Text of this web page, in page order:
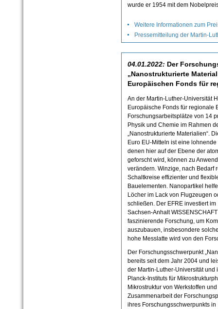
wurde er 1954 mit dem
Weitere Informationen zum
Pressemitteilung der Martin-
04.01.2022: Der
„Nanostrukturierte
Europäischen Fonds für
An der Martin-Luther-Universität
Europäische Fonds für regionale
Forschungsarbeitsplätze von 14
Physik und Chemie im Rahmen
„Nanostrukturierte Materialien“.
Euro EU-Mitteln ist eine
denen hier auf der Ebene der
geforscht wird, können zu
verändern. Winzige, nach Bedarf
Schaltkreise effizienter und
Bauelementen. Nanopartikel
Löcher im Lack von Flugzeugen
schließen. Der EFRE investiert
Sachsen-Anhalt
faszinierende Forschung, um
auszubauen, insbesondere
hohe Messlatte wird von den
Der Forschungsschwerpunkt
bereits seit dem Jahr 2004 und
der Martin-Luther-Universität und
Planck-Instituts für
Mikrostruktur von Werkstoffen
Zusammenarbeit der
ihres Forschungsschwerpunkts